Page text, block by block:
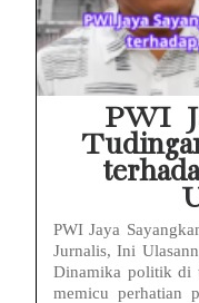
PWI
PWI Jaya
Jurnalis, Ini
Dinamika politik di
memicu perhatian